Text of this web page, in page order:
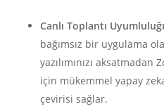
Canlı Toplantı
bağımsız bir uygulama
yazılımınızı aksatmadan
için mükemmel yapay
çevirisi sağlar.